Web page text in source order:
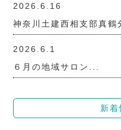
2026.6.16
神奈川土建西相支部真鶴
2026.6.1
６月の地域サロン...
新